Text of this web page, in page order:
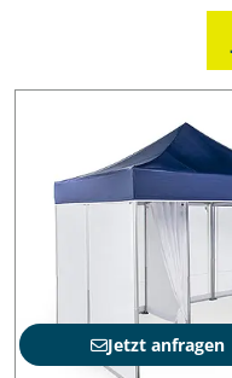
Jetzt anfragen